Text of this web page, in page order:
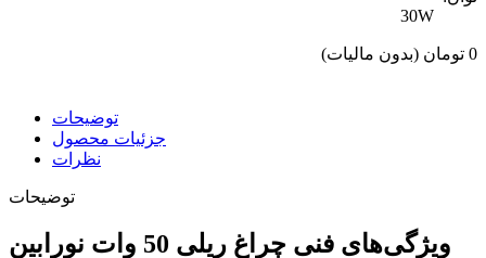
30W
0 تومان (بدون مالیات)
توضیحات
جزئیات محصول
نظرات
توضیحات
ویژگی‌های فنی چراغ ریلی 50 وات نورابین